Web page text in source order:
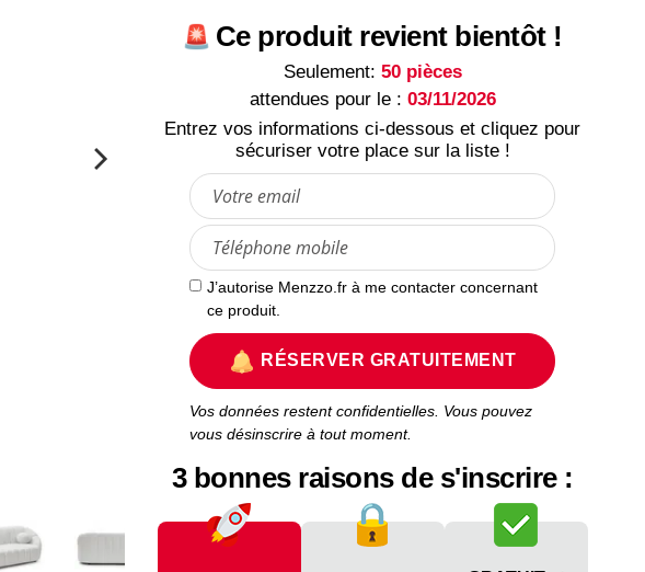
Ce produit revient bientôt !
Seulement: 50 pièces
attendues pour le : 03/11/2026
Entrez vos informations ci-dessous et cliquez pour
sécuriser votre place sur la liste !
J’autorise Menzzo.fr à me contacter concernant
ce produit.
RÉSERVER GRATUITEMENT
Vos données restent confidentielles. Vous pouvez
vous désinscrire à tout moment.
3 bonnes raisons de s'inscrire :